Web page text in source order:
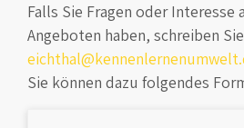
Falls Sie Fragen oder Interesse
Angeboten haben, schreiben
Sie können dazu folgendes